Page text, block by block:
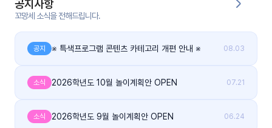
그
공지사항
꼬망세 소식을 전해드립니다.
공지 ※ 특색프로그램 콘텐츠 카테고리 개편 안내 ※ 08.03
소식 2026학년도 10월 놀이계획안 OPEN 07.21
소식 2026학년도 9월 놀이계획안 OPEN 06.24